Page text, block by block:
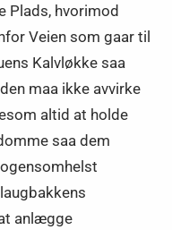
Plads, hvorimod
Veien som gaar til
Kalvløkke saa
maa ikke avvirke
altid at holde
saa dem
anlægge